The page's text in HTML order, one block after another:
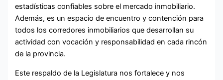
estadísticas confiables sobre el mercado inmobiliario.
Además, es un espacio de encuentro y contención para
todos los corredores inmobiliarios que desarrollan su
actividad con vocación y responsabilidad en cada rincón
de la provincia.
Este respaldo de la Legislatura nos fortalece y nos